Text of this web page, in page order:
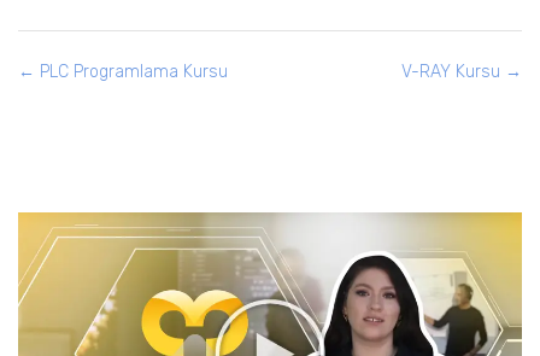
PLC Programlama Kursu V-RAY Kursu